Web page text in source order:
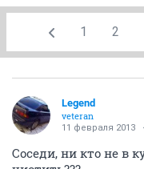
1 2
Legend
veteran
11 февраля 2013
Соседи, ни кто не в